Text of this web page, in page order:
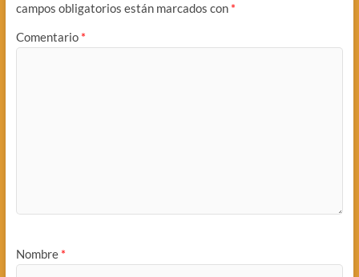
campos obligatorios están marcados con *
Comentario *
Nombre *